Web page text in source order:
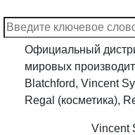
Официальный
мировых
Blatchford, Vincent
Regal (косметика),
Vincent